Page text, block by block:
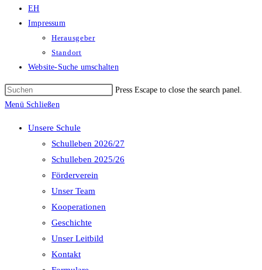
EH
Impressum
Herausgeber
Standort
Website-Suche umschalten
Press Escape to close the search panel.
Menü Schließen
Unsere Schule
Schulleben 2026/27
Schulleben 2025/26
Förderverein
Unser Team
Kooperationen
Geschichte
Unser Leitbild
Kontakt